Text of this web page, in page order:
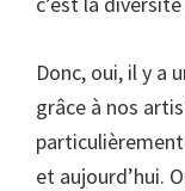
Donc, oui, il y a
grâce à nos
et aujourd’hui.